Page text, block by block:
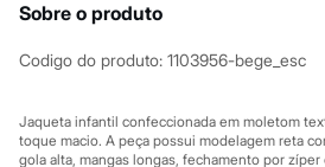
Relógios
Botas
Sandálias
Sapatilhas
Sobre o produto
Codigo do produto: 1103956-bege_esc
Jaqueta infantil confeccionada em moletom
toque macio. A peça possui modelagem reta
gola alta, mangas longas, fechamento por